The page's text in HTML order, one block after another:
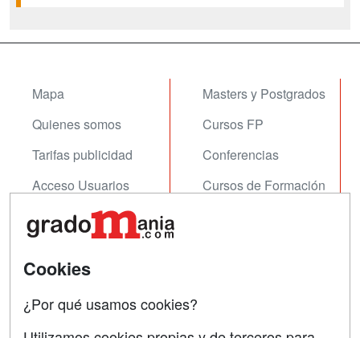
Mapa
Quienes somos
Tarifas publicidad
Acceso Usuarios
Acceso Centros
Masters y Postgrados
Cursos FP
Conferencias
Cursos de Formación
Contactar
Cookies
¿Por qué usamos cookies?